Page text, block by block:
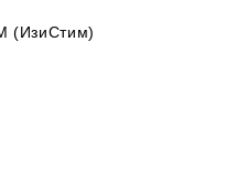
(ИзиСтим)